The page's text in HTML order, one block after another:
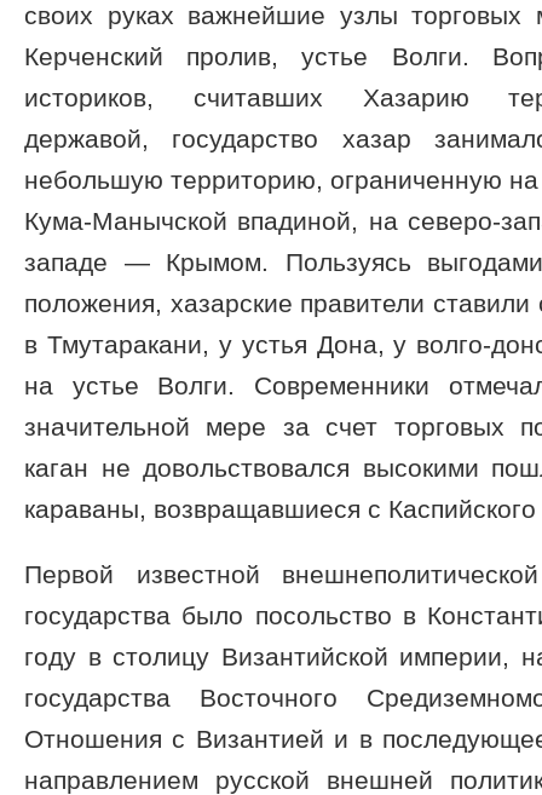
своих руках важнейшие узлы торговых
Керченский пролив, устье Волги.
историков, считавших Хазарию
державой, государство хазар
небольшую территорию, ограниченную
Кума-Манычской впадиной, на северо-
западе — Крымом. Пользуясь выгодами
положения, хазарские правители
в Тмутаракани, у устья Дона, у волго-
на устье Волги. Современники
значительной мере за счет торговых
каган не довольствовался высокими
караваны, возвращавшиеся с
Первой известной
государства было посольство в
году в столицу Византийской империи,
государства Восточного
Отношения с Византией и в
направлением русской внешней